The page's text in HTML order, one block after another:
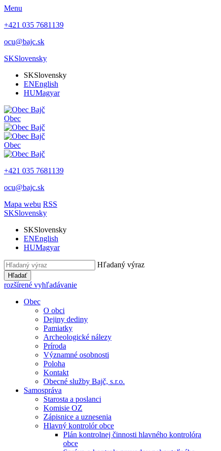
Menu
+421 035 7681139
ocu@bajc.sk
SKSlovensky
SKSlovensky
ENEnglish
HUMagyar
Obec
Obec
+421 035 7681139
ocu@bajc.sk
Mapa webu RSS
SKSlovensky
SKSlovensky
ENEnglish
HUMagyar
Hľadaný výraz
Hľadať
rozšírené vyhľadávanie
Obec
O obci
Dejiny dediny
Pamiatky
Archeologické nálezy
Príroda
Významné osobnosti
Poloha
Kontakt
Obecné služby Bajč, s.r.o.
Samospráva
Starosta a poslanci
Komisie OZ
Zápisnice a uznesenia
Hlavný kontrolór obce
Plán kontrolnej činnosti hlavného kontrolóra
obce